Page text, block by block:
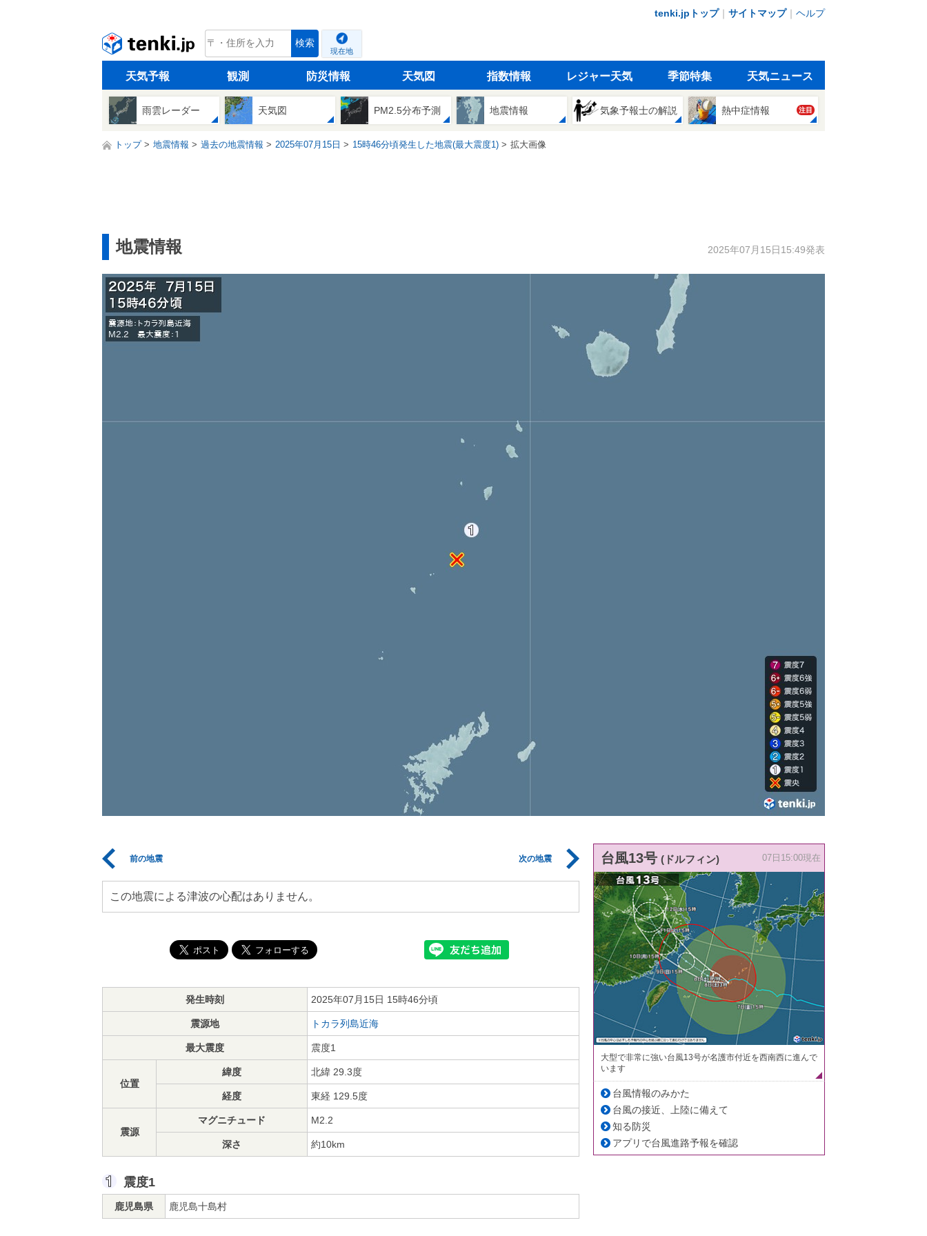
tenki.jpトップ｜ サイトマップ｜ ヘルプ
tenki.jp 検索
現在地
天気予報 観測 防災情報 天気図 指数情報 レジャー天気 季節特集 天気ニュース
雨雲レーダー 天気図 PM2.5分布予測 地震情報 気象予報士の解説 熱中症情報 注目
トップ 地震情報 過去の地震情報 2025年07月15日 15時46分頃発生した地震(最大震度1) 拡大画像
地震情報 2025年07月15日15:49発表
前の地震 次の地震
この地震による津波の心配はありません。
発生時刻 2025年07月15日 15時46分頃
震源地 トカラ列島近海
最大震度 震度1
位置
緯度 北緯 29.3度
経度 東経 129.5度
震源
マグニチュード M2.2
深さ 約10km
震度1
鹿児島県 鹿児島十島村
台風13号 (ドルフィン) 07日15:00現在
大型で非常に強い台風13号が名護市付近を西南西に進んで
います
台風情報のみかた
台風の接近、上陸に備えて
知る防災
アプリで台風進路予報を確認